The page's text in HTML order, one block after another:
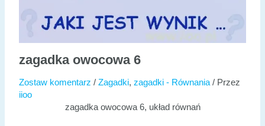
zagadka owocowa 6
Zostaw komentarz / Zagadki, zagadki - Równania/ Przez
iioo
zagadka owocowa 6, układ równań